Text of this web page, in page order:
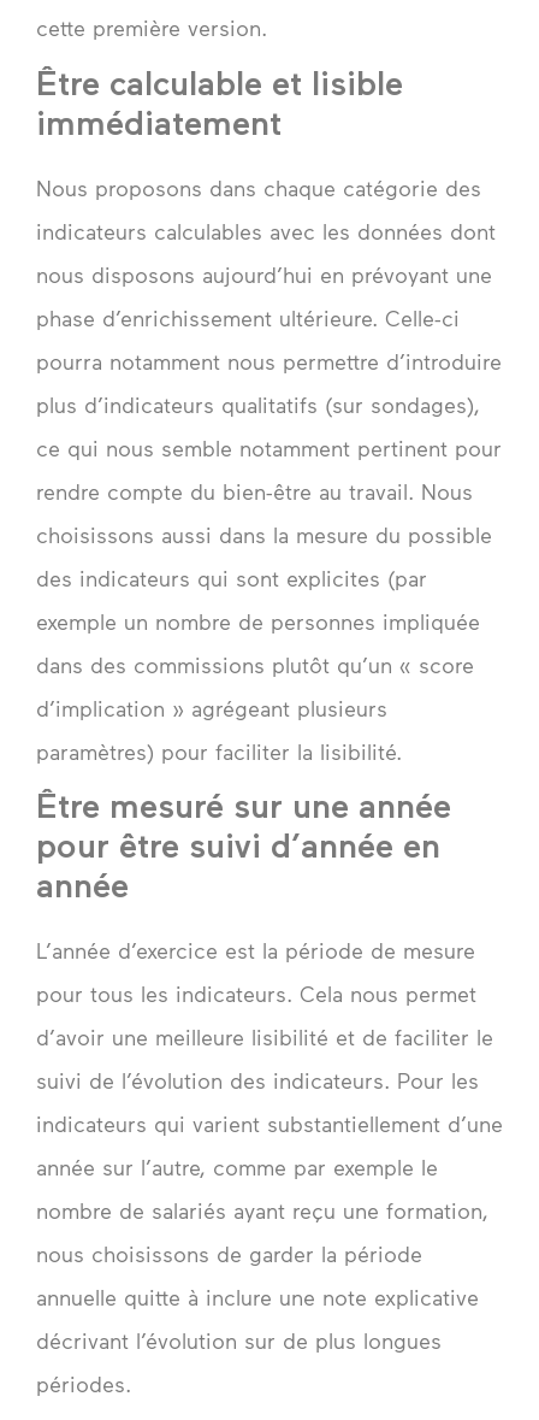
cette première version.
Être calculable et lisible
immédiatement
Nous proposons dans chaque catégorie des
indicateurs calculables avec les données dont
nous disposons aujourd’hui en prévoyant une
phase d’enrichissement ultérieure. Celle-ci
pourra notamment nous permettre d’introduire
plus d’indicateurs qualitatifs (sur sondages),
ce qui nous semble notamment pertinent pour
rendre compte du bien-être au travail. Nous
choisissons aussi dans la mesure du possible
des indicateurs qui sont explicites (par
exemple un nombre de personnes impliquée
dans des commissions plutôt qu’un « score
d’implication » agrégeant plusieurs
paramètres) pour faciliter la lisibilité.
Être mesuré sur une année
pour être suivi d’année en
année
L’année d’exercice est la période de mesure
pour tous les indicateurs. Cela nous permet
d’avoir une meilleure lisibilité et de faciliter le
suivi de l’évolution des indicateurs. Pour les
indicateurs qui varient substantiellement d’une
année sur l’autre, comme par exemple le
nombre de salariés ayant reçu une formation,
nous choisissons de garder la période
annuelle quitte à inclure une note explicative
décrivant l’évolution sur de plus longues
périodes.